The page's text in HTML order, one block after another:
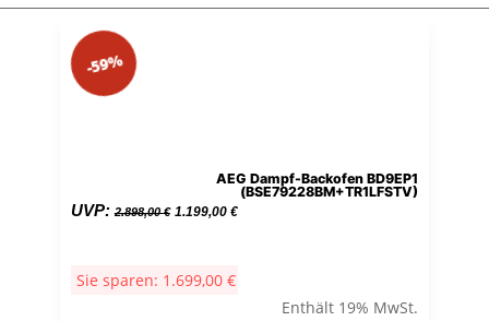
AEG Dampf-Backofen BD9EP1
(BSE79228BM+TR1LFSTV)
UVP: 2.898,00€ Ursprünglicher
2.898,00 €
1.199,00 €Aktueller
Sie sparen: 1.699,00 €
Enthält 19% MwSt.
-59%